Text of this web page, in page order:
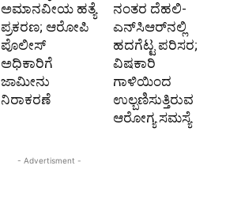
ಅಮಾನವೀಯ ಹತ್ಯೆ
ಪ್ರಕರಣ; ಆರೋಪಿ
ಪೊಲೀಸ್‌
ಅಧಿಕಾರಿಗೆ
ಜಾಮೀನು
ನಿರಾಕರಣೆ
ನಂತರ ದೆಹಲಿ-
ಎನ್‌ಸಿಆರ್‌ನಲ್ಲಿ
ಹದಗೆಟ್ಟ ಪರಿಸರ;
ವಿಷಕಾರಿ
ಗಾಳಿಯಿಂದ
ಉಲ್ಬಣಿಸುತ್ತಿರುವ
ಆರೋಗ್ಯ ಸಮಸ್ಯೆ
- Advertisment -